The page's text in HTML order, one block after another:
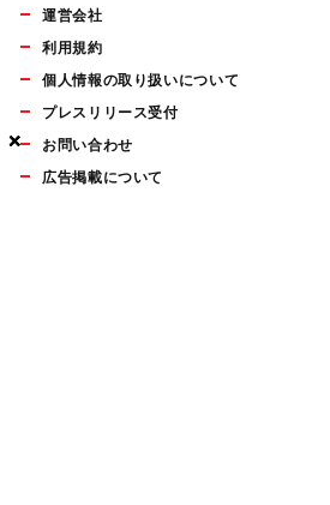
×
×
×
運営会社
利用規約
個人情報の取り扱いについて
プレスリリース受付
お問い合わせ
広告掲載について